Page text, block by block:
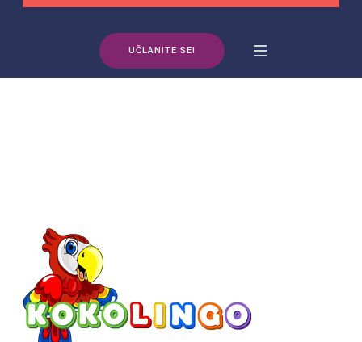
UČLANITE SE!